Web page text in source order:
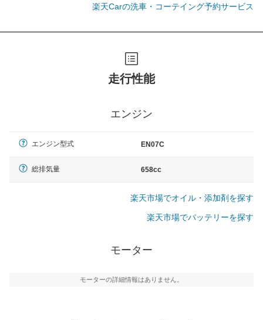
楽天Carの洗車・コーテイング予約サービス
走行性能
エンジン
エンジン型式 EN07C
総排気量 658cc
楽天市場でオイル・添加剤を探す
楽天市場でバッテリーを探す
モーター
モーターの詳細情報はありません。